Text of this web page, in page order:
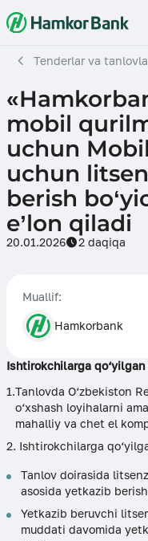
Tenderlar va
mobil
uchun
uchun
berish
e’lon qiladi
20.01.2026 2 daqiqa
Muallif:
Hamkorbank
Ishtirokchilarga
Tanlovda O‘zbekiston
o‘xshash loyihalarni
mahalliy va chet el
Ishtirokchilarga
Tanlov doirasida
asosida yetkazib
Yetkazib beruvchi
muddati davomida